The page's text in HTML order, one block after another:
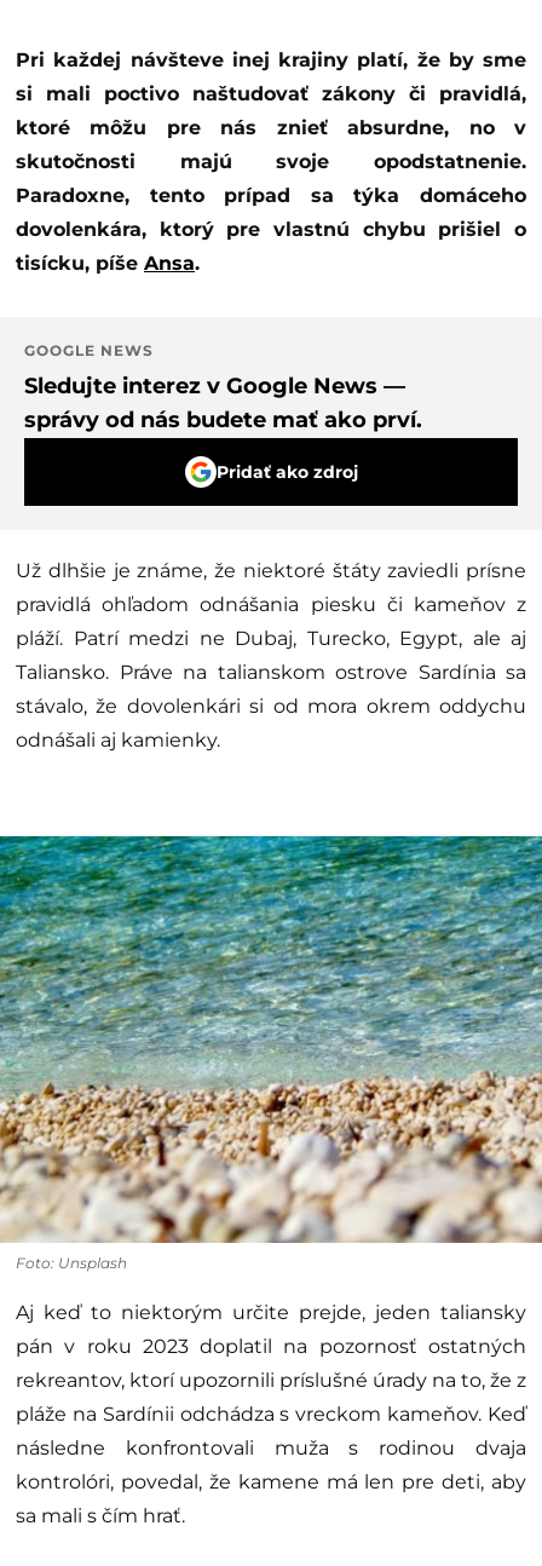
Pri každej návšteve inej krajiny platí, že by sme
si mali poctivo naštudovať zákony či pravidlá,
ktoré môžu pre nás znieť absurdne, no v
skutočnosti majú svoje opodstatnenie.
Paradoxne, tento prípad sa týka domáceho
dovolenkára, ktorý pre vlastnú chybu prišiel o
tisícku, píše Ansa.
GOOGLE NEWS
Sledujte interez v Google News —
správy od nás budete mať ako prví.
Pridať ako zdroj
Už dlhšie je známe, že niektoré štáty zaviedli prísne
pravidlá ohľadom odnášania piesku či kameňov z
pláží. Patrí medzi ne Dubaj, Turecko, Egypt, ale aj
Taliansko. Práve na talianskom ostrove Sardínia sa
stávalo, že dovolenkári si od mora okrem oddychu
odnášali aj kamienky.
Foto: Unsplash
Aj keď to niektorým určite prejde, jeden taliansky
pán v roku 2023 doplatil na pozornosť ostatných
rekreantov, ktorí upozornili príslušné úrady na to, že z
pláže na Sardínii odchádza s vreckom kameňov. Keď
následne konfrontovali muža s rodinou dvaja
kontrolóri, povedal, že kamene má len pre deti, aby
sa mali s čím hrať.